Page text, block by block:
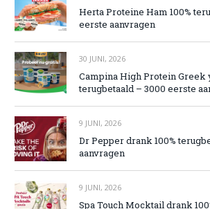
Herta Proteine Ham 100%
eerste aanvragen
30 JUNI, 2026
Campina High Protein Greek
terugbetaald – 3000 eerste
9 JUNI, 2026
Dr Pepper drank 100%
aanvragen
9 JUNI, 2026
Spa Touch Mocktail drank